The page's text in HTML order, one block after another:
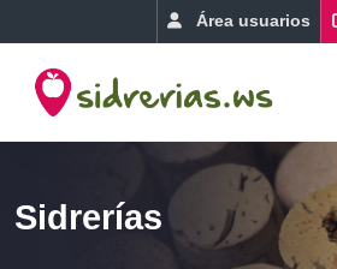
Área usuarios
Sidrerías